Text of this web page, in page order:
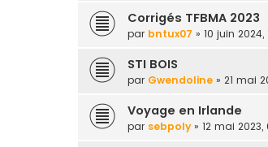
Corrigés TFBMA 2023
par bntux07 » 10 juin 2024,
STI BOIS
par Gwendoline » 21 mai
Voyage en Irlande
par sebpoly » 12 mai 2023,